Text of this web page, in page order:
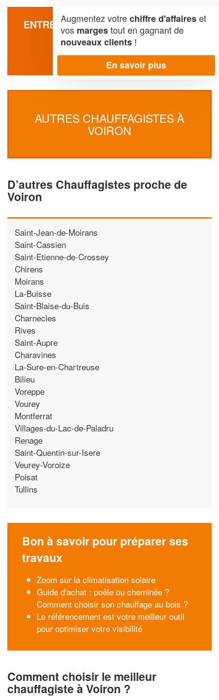
ENTREPRISE RENOV’CORPORATION
(SAS)
38500 Voiron
AUTRES CHAUFFAGISTES À
VOIRON
D’autres Chauffagistes proche de
Voiron
Saint-Jean-de-Moirans
Saint-Cassien
Saint-Etienne-de-Crossey
Chirens
Moirans
La-Buisse
Saint-Blaise-du-Buis
Charnecles
Rives
Saint-Aupre
Charavines
La-Sure-en-Chartreuse
Bilieu
Voreppe
Vourey
Montferrat
Villages-du-Lac-de-Paladru
Renage
Saint-Quentin-sur-Isere
Veurey-Voroize
Poisat
Tullins
Bon à savoir pour préparer ses
travaux
Zoom sur la climatisation solaire
Guide d'achat : poêle ou cheminée ?
Comment choisir son chauffage au bois ?
Le référencement est votre meilleur outil
pour optimiser votre visibilité
Comment choisir le meilleur
chauffagiste à Voiron ?
Augmentez votrechiffre d'affaireset
vos margestout en gagnant de
nouveaux clients !
En savoir plus